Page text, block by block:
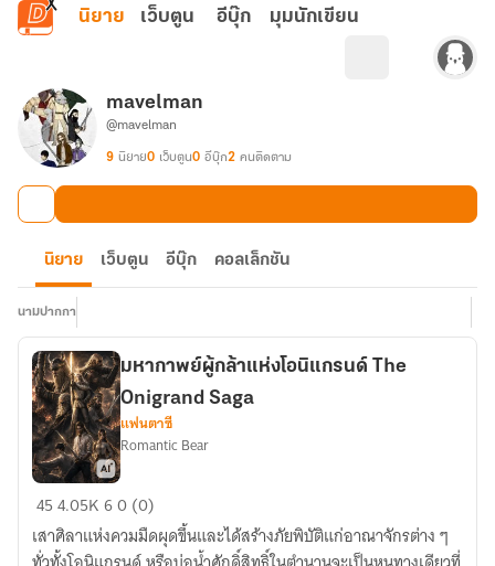
ข้ามไปยังเนื้อหาหลัก
นิยาย เว็บตูน อีบุ๊ก มุมนักเขียน
mavelman
@mavelman
9 นิยาย0 เว็บตูน0 อีบุ๊ก2 คนติดตาม
นิยาย เว็บตูน อีบุ๊ก คอลเล็กชัน
นามปากกา
มหา
กาพย์
ผู้
มหากาพย์ผู้กล้าแห่งโอนิแกรนด์ The
Onigrand Saga
แฟนตาซี
Romantic Bear
454.05K60 (0)
เสาศิลาแห่งควมมืดผุดขึ้นและได้สร้างภัยพิบัติแก่อาณาจักรต่าง ๆ